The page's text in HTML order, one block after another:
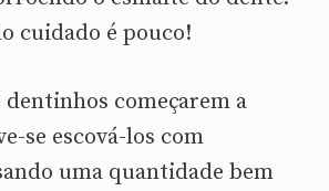
cuidado é pouco!
dentinhos começarem a
se escová-los com
uma quantidade bem